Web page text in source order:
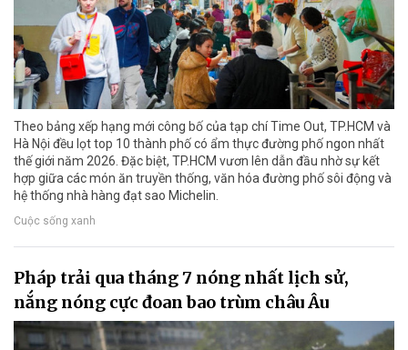
Theo bảng xếp hạng mới công bố của tạp chí Time Out, TP.HCM và
Hà Nội đều lọt top 10 thành phố có ẩm thực đường phố ngon nhất
thế giới năm 2026. Đặc biệt, TP.HCM vươn lên dẫn đầu nhờ sự kết
hợp giữa các món ăn truyền thống, văn hóa đường phố sôi động và
hệ thống nhà hàng đạt sao Michelin.
Cuộc sống xanh
Pháp trải qua tháng 7 nóng nhất lịch sử,
nắng nóng cực đoan bao trùm châu Âu